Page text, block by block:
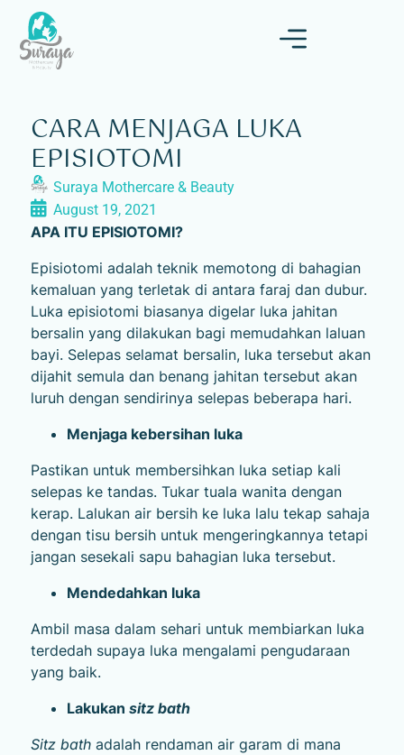
CARA MENJAGA LUKA
EPISIOTOMI
Suraya Mothercare & Beauty
August 19, 2021
APA ITU EPISIOTOMI?
Episiotomi adalah teknik memotong di bahagian
kemaluan yang terletak di antara faraj dan dubur.
Luka episiotomi biasanya digelar luka jahitan
bersalin yang dilakukan bagi memudahkan laluan
bayi. Selepas selamat bersalin, luka tersebut akan
dijahit semula dan benang jahitan tersebut akan
luruh dengan sendirinya selepas beberapa hari.
Menjaga kebersihan luka
Pastikan untuk membersihkan luka setiap kali
selepas ke tandas. Tukar tuala wanita dengan
kerap. Lalukan air bersih ke luka lalu tekap sahaja
dengan tisu bersih untuk mengeringkannya tetapi
jangan sesekali sapu bahagian luka tersebut.
Mendedahkan luka
Ambil masa dalam sehari untuk membiarkan luka
terdedah supaya luka mengalami pengudaraan
yang baik.
Lakukan sitz bath
Sitz bathadalah rendaman air garam di mana